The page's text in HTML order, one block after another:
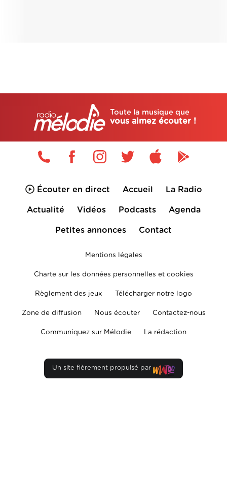
Toute la musique que
vous aimez écouter !
Écouter en direct Accueil La Radio
Actualité Vidéos Podcasts Agenda
Petites annonces Contact
Mentions légales
Charte sur les données personnelles et cookies
Règlement des jeux Télécharger notre logo
Zone de diffusion Nous écouter Contactez-nous
Communiquez sur Mélodie La rédaction
Un site fièrement propulsé par